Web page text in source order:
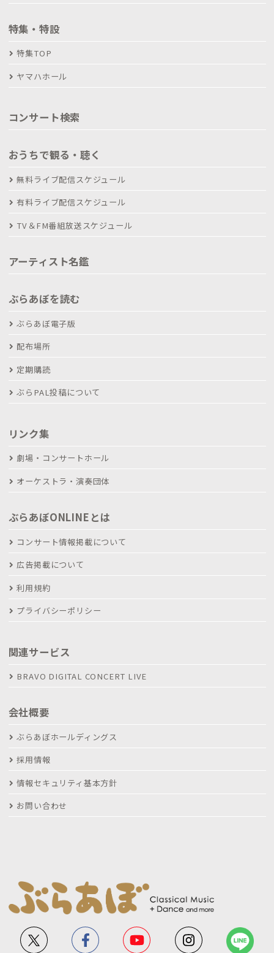
特集・特設
特集TOP
ヤマハホール
コンサート検索
おうちで観る・聴く
無料ライブ配信スケジュール
有料ライブ配信スケジュール
TV＆FM番組放送スケジュール
アーティスト名鑑
ぶらあぼを読む
ぶらあぼ電子版
配布場所
定期購読
ぶらPAL投稿について
リンク集
劇場・コンサートホール
オーケストラ・演奏団体
ぶらあぼONLINEとは
コンサート情報掲載について
広告掲載について
利用規約
プライバシーポリシー
関連サービス
BRAVO DIGITAL CONCERT LIVE
会社概要
ぶらあぼホールディングス
採用情報
情報セキュリティ基本方針
お問い合わせ